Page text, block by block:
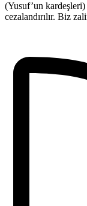
(Yusuf’un
cezalandırılır. Biz